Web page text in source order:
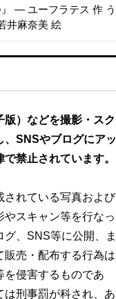
』 — ユーフラテス 作 う
井麻奈美 絵
版）などを撮影・スク
、SNSやブログにアッ
禁止されています。
されている写真および
やスキャン等を行なっ
グ、SNS等に公開、ま
販売・配布する行為は
を侵害するものであ
は刑事罰が科され、あ